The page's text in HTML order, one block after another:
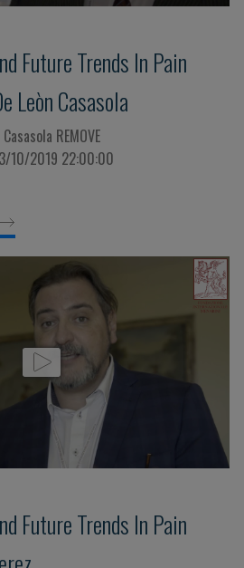
Future Trends In Pain
Leòn Casasola
REMOVE
10/2019 22:00:00
Future Trends In Pain